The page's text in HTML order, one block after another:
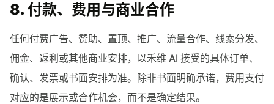
8. 付款、费用与商业合作
任何付费广告、赞助、置顶、推广、流量合作、线索分发、
佣金、返利或其他商业安排，以禾维 AI 接受的具体订单、
确认、发票或书面安排为准。除非书面明确承诺，费用支付
对应的是展示或合作机会，而不是确定结果。